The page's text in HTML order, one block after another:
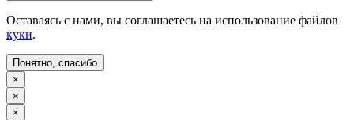
Оставаясь с нами, вы соглашаетесь на использование файлов
куки.
Понятно, спасибо
×
×
×